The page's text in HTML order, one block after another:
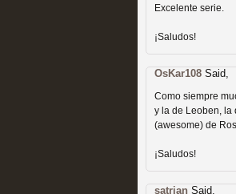
Taboo
Recomendación de
Excelente serie.
¡Saludos!
OsKar108 Said,
Como siempre
y la de Leoben, la
(awesome) de
¡Saludos!
satrian Said,